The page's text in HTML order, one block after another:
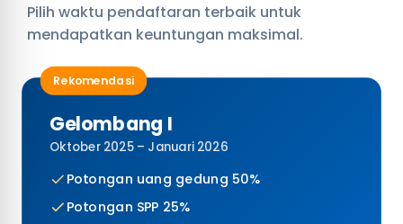
Pilih waktu pendaftaran terbaik untuk
mendapatkan keuntungan maksimal.
Rekomendasi
Gelombang I
Oktober 2025 – Januari 2026
Potongan uang gedung 50%
Potongan SPP 25%